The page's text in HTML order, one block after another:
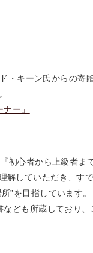
キーン氏からの寄
ー」
初心者から上級者ま
していただき、す
”を目指しています。
ども所蔵しており